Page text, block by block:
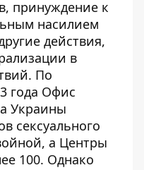
принуждение к
насилием
действия,
в
По
года Офис
Украины
сексуального
а Центры
100. Однако